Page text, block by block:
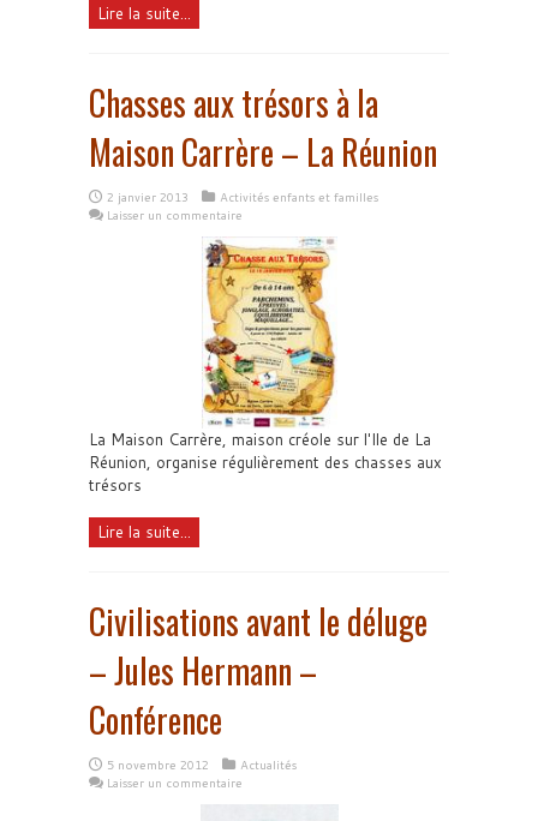
Lire la suite...
Chasses aux trésors à la
Maison Carrère – La Réunion
2 janvier 2013
Activités enfants et familles
Laisser un commentaire
La Maison Carrère, maison créole sur l'Ile de La
Réunion, organise régulièrement des chasses aux
trésors
Lire la suite...
Civilisations avant le déluge
– Jules Hermann –
Conférence
5 novembre 2012
Actualités
Laisser un commentaire